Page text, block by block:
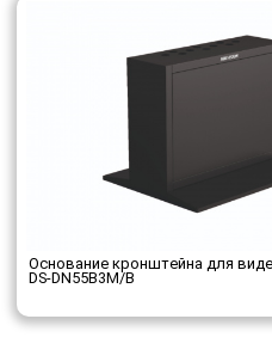
Основание кронштейна для
DS-DN55B3M/B